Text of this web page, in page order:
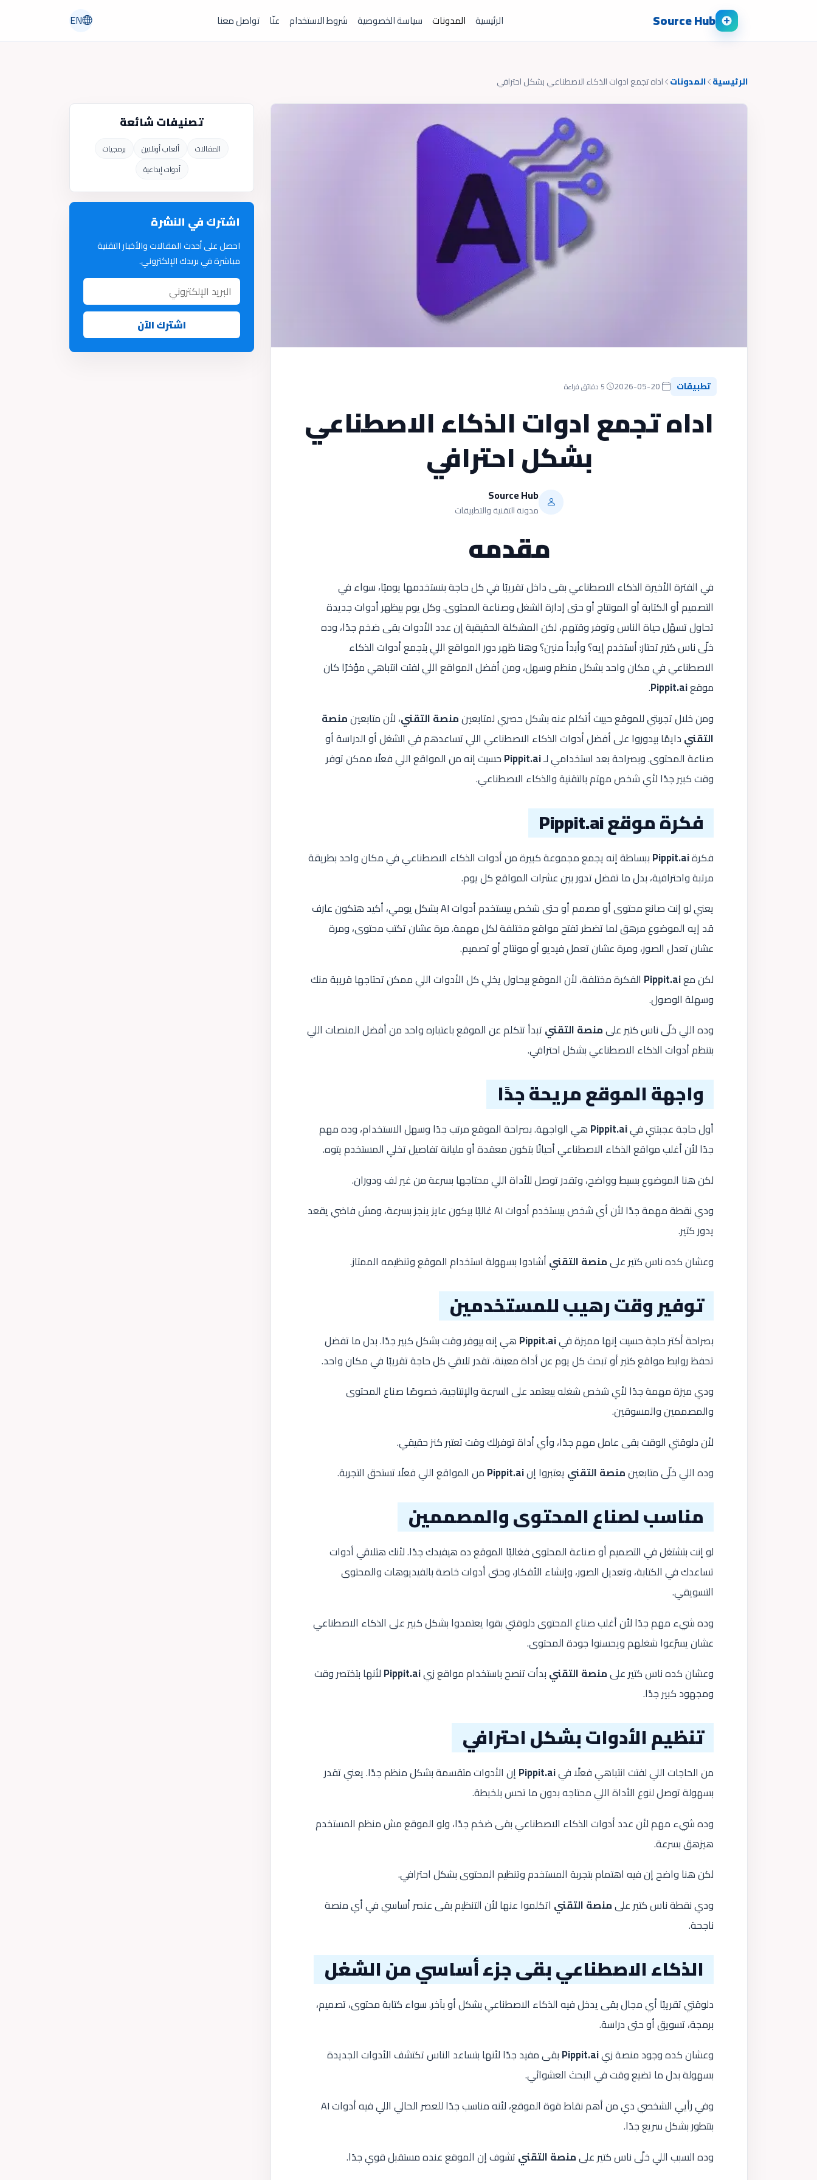
Source Hub الرئيسية المدونات سياسة الخصوصية شروط الاستخدام عنّا تواصل معنا EN
الرئيسية المدونات اداه تجمع ادوات الذكاء الاصطناعي بشكل احترافي
تصنيفات شائعة
المقالات ألعاب أونلاين
برمجيات
أدوات إبداعية
اشترك في النشرة
احصل على أحدث المقالات والأخبار التقنية
مباشرة في بريدك الإلكتروني.
اشترك الآن
تطبيقات
اداه تجمع ادوات الذكاء الاصطناعي
بشكل احترافي
Source Hub
مدونة التقنية والتطبيقات
مقدمه
في الفترة الأخيرة الذكاء الاصطناعي بقى داخل تقريبًا في كل حاجة بنستخدمها يوميًا، سواء في
التصميم أو الكتابة أو المونتاج أو حتى إدارة الشغل وصناعة المحتوى. وكل يوم بيظهر أدوات جديدة
تحاول تسهّل حياة الناس وتوفر وقتهم، لكن المشكلة الحقيقية إن عدد الأدوات بقى ضخم جدًا، وده
خلّى ناس كتير تحتار: أستخدم إيه؟ وأبدأ منين؟ وهنا ظهر دور المواقع اللي بتجمع أدوات الذكاء
الاصطناعي في مكان واحد بشكل منظم وسهل، ومن أفضل المواقع اللي لفتت انتباهي مؤخرًا كان
موقعPippit.ai
.
ومن خلال تجربتي للموقع حبيت أتكلم عنه بشكل حصري لمتابعينمنصة التقني، لأن متابعينمنصة
التقني دايمًا بيدوروا على أفضل أدوات الذكاء الاصطناعي اللي تساعدهم في الشغل أو الدراسة أو
صناعة المحتوى. وبصراحة بعد استخدامي لـPippit.ai حسيت إنه من المواقع اللي فعلًا ممكن توفر
وقت كبير جدًا لأي شخص مهتم بالتقنية والذكاء الاصطناعي.
فكرة موقع Pippit.ai
فكرةPippit.ai ببساطة إنه يجمع مجموعة كبيرة من أدوات الذكاء الاصطناعي في مكان واحد بطريقة
مرتبة واحترافية، بدل ما تفضل تدور بين عشرات المواقع كل يوم.
يعني لو إنت صانع محتوى أو مصمم أو حتى شخص بيستخدم أدوات AI بشكل يومي، أكيد هتكون عارف
قد إيه الموضوع مرهق لما تضطر تفتح مواقع مختلفة لكل مهمة. مرة عشان تكتب محتوى، ومرة
عشان تعدل الصور، ومرة عشان تعمل فيديو أو مونتاج أو تصميم.
لكن معPippit.ai الفكرة مختلفة، لأن الموقع بيحاول يخلي كل الأدوات اللي ممكن تحتاجها قريبة منك
وسهلة الوصول.
وده اللي خلّى ناس كتير علىمنصة التقني تبدأ تتكلم عن الموقع باعتباره واحد من أفضل المنصات اللي
بتنظم أدوات الذكاء الاصطناعي بشكل احترافي.
واجهة الموقع مريحة جدًا
أول حاجة عجبتني فيPippit.ai هي الواجهة. بصراحة الموقع مرتب جدًا وسهل الاستخدام، وده مهم
جدًا لأن أغلب مواقع الذكاء الاصطناعي أحيانًا بتكون معقدة أو مليانة تفاصيل تخلي المستخدم يتوه.
لكن هنا الموضوع بسيط وواضح، وتقدر توصل للأداة اللي محتاجها بسرعة من غير لف ودوران.
ودي نقطة مهمة جدًا لأن أي شخص بيستخدم أدوات AI غالبًا بيكون عايز ينجز بسرعة، ومش فاضي يقعد
يدور كتير.
وعشان كده ناس كتير علىمنصة التقني أشادوا بسهولة استخدام الموقع وتنظيمه الممتاز.
توفير وقت رهيب للمستخدمين
بصراحة أكتر حاجة حسيت إنها مميزة فيPippit.ai هي إنه بيوفر وقت بشكل كبير جدًا. بدل ما تفضل
تحفظ روابط مواقع كتير أو تبحث كل يوم عن أداة معينة، تقدر تلاقي كل حاجة تقريبًا في مكان واحد.
ودي ميزة مهمة جدًا لأي شخص شغله بيعتمد على السرعة والإنتاجية، خصوصًا صناع المحتوى
والمصممين والمسوقين.
لأن دلوقتي الوقت بقى عامل مهم جدًا، وأي أداة توفرلك وقت تعتبر كنز حقيقي.
وده اللي خلّى متابعينمنصة التقني يعتبروا إنPippit.ai من المواقع اللي فعلًا تستحق التجربة.
مناسب لصناع المحتوى والمصممين
لو إنت بتشتغل في التصميم أو صناعة المحتوى فغالبًا الموقع ده هيفيدك جدًا. لأنك هتلاقي أدوات
تساعدك في الكتابة، وتعديل الصور، وإنشاء الأفكار، وحتى أدوات خاصة بالفيديوهات والمحتوى
التسويقي.
وده شيء مهم جدًا لأن أغلب صناع المحتوى دلوقتي بقوا يعتمدوا بشكل كبير على الذكاء الاصطناعي
عشان يسرّعوا شغلهم ويحسنوا جودة المحتوى.
وعشان كده ناس كتير علىمنصة التقني بدأت تنصح باستخدام مواقع زيPippit.ai لأنها بتختصر وقت
ومجهود كبير جدًا.
تنظيم الأدوات بشكل احترافي
من الحاجات اللي لفتت انتباهي فعلًا فيPippit.ai إن الأدوات متقسمة بشكل منظم جدًا. يعني تقدر
بسهولة توصل لنوع الأداة اللي محتاجه بدون ما تحس بلخبطة.
وده شيء مهم لأن عدد أدوات الذكاء الاصطناعي بقى ضخم جدًا، ولو الموقع مش منظم المستخدم
هيزهق بسرعة.
لكن هنا واضح إن فيه اهتمام بتجربة المستخدم وتنظيم المحتوى بشكل احترافي.
ودي نقطة ناس كتير علىمنصة التقني اتكلموا عنها لأن التنظيم بقى عنصر أساسي في أي منصة
ناجحة.
الذكاء الاصطناعي بقى جزء أساسي من الشغل
دلوقتي تقريبًا أي مجال بقى يدخل فيه الذكاء الاصطناعي بشكل أو بآخر. سواء كتابة محتوى، تصميم،
برمجة، تسويق أو حتى دراسة.
وعشان كده وجود منصة زيPippit.ai بقى مفيد جدًا لأنها بتساعد الناس تكتشف الأدوات الجديدة
بسهولة بدل ما تضيع وقت في البحث العشوائي.
وفي رأيي الشخصي دي من أهم نقاط قوة الموقع، لأنه مناسب جدًا للعصر الحالي اللي فيه أدوات AI
بتتطور بشكل سريع جدًا.
وده السبب اللي خلّى ناس كتير علىمنصة التقني تشوف إن الموقع عنده مستقبل قوي جدًا.